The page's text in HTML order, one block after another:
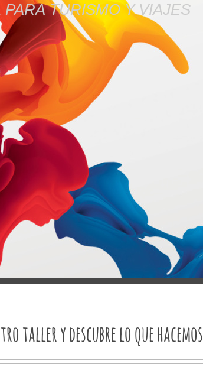
TURISMO Y VIAJES
taller y descubre lo que hacemos